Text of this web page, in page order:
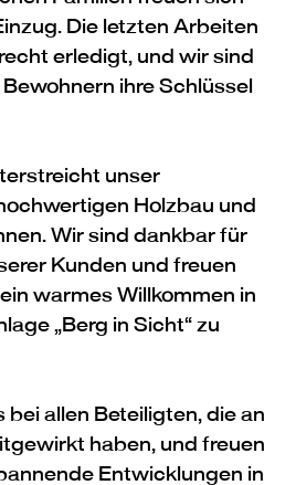
Die letzten Arbeiten
erledigt, und wir sind
ihre Schlüssel
unser
Holzbau und
Wir sind dankbar für
Kunden und freuen
warmes Willkommen in
„Berg in Sicht“ zu
bei allen Beteiligten, die an
haben, und freuen
Entwicklungen in